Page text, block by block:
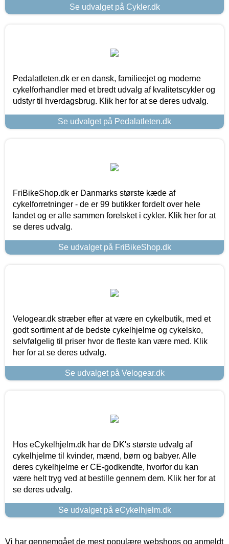
Se udvalget på Cykler.dk
Pedalatleten.dk er en dansk, familieejet og moderne
cykelforhandler med et bredt udvalg af kvalitetscykler og
udstyr til hverdagsbrug. Klik her for at se deres udvalg.
Se udvalget på Pedalatleten.dk
FriBikeShop.dk er Danmarks største kæde af
cykelforretninger - de er 99 butikker fordelt over hele
landet og er alle sammen forelsket i cykler. Klik her for at
se deres udvalg.
Se udvalget på FriBikeShop.dk
Velogear.dk stræber efter at være en cykelbutik, med et
godt sortiment af de bedste cykelhjelme og cykelsko,
selvfølgelig til priser hvor de fleste kan være med. Klik
her for at se deres udvalg.
Se udvalget på Velogear.dk
Hos eCykelhjelm.dk har de DK's største udvalg af
cykelhjelme til kvinder, mænd, børn og babyer. Alle
deres cykelhjelme er CE-godkendte, hvorfor du kan
være helt tryg ved at bestille gennem dem. Klik her for at
se deres udvalg.
Se udvalget på eCykelhjelm.dk
Vi har gennemgået de mest populære webshops og anmeldt